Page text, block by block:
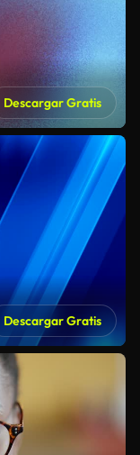
Descargar Gratis
Descargar Gratis